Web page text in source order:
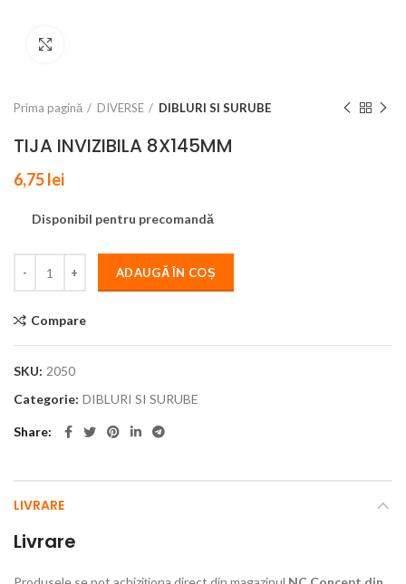
Prima pagină DIVERSE DIBLURI SI SURUBE
TIJA INVIZIBILA 8X145MM
6,75lei
Disponibil pentru precomandă
ADAUGĂ ÎN COȘ
Compare
SKU: 2050
Categorie: DIBLURI SI SURUBE
Share
LIVRARE
Livrare